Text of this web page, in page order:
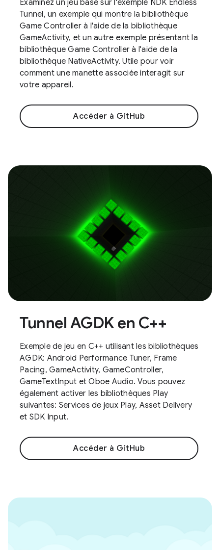
Examinez un jeu basé sur l'exemple NDK Endless
Tunnel, un exemple qui montre la bibliothèque
Game Controller à l'aide de la bibliothèque
GameActivity, et un autre exemple présentant la
bibliothèque Game Controller à l'aide de la
bibliothèque NativeActivity. Utile pour voir
comment une manette associée interagit sur
votre appareil.
Accéder à GitHub
Tunnel AGDK en C++
Exemple de jeu en C++ utilisant les bibliothèques
AGDK: Android Performance Tuner, Frame
Pacing, GameActivity, GameController,
GameTextInput et Oboe Audio. Vous pouvez
également activer les bibliothèques Play
suivantes: Services de jeux Play, Asset Delivery
et SDK Input.
Accéder à GitHub